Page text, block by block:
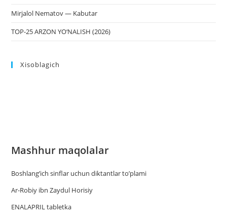
Mirjalol Nematov — Kabutar
TOP-25 ARZON YO‘NALISH (2026)
Xisoblagich
Mashhur maqolalar
Boshlang’ich sinflar uchun diktantlar to’plami
Ar-Robiy ibn Zaydul Horisiy
ENALAPRIL tabletka